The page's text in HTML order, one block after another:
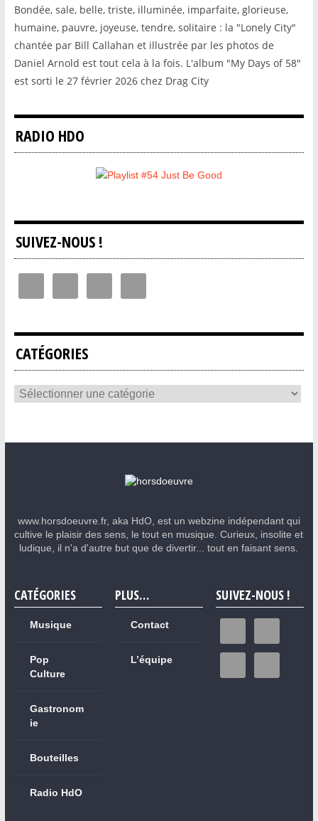
Bondée, sale, belle, triste, illuminée, imparfaite, glorieuse,
humaine, pauvre, joyeuse, tendre, solitaire : la "Lonely City"
chantée par Bill Callahan et illustrée par les photos de
Daniel Arnold est tout cela à la fois. L'album "My Days of 58"
est sorti le 27 février 2026 chez Drag City
RADIO HDO
SUIVEZ-NOUS !
CATÉGORIES
www.horsdoeuvre.fr, aka HdO, est un webzine indépendant qui
cultive le plaisir des sens, le tout en musique. Curieux, insolite et
ludique, il n'a d'autre but que de divertir... tout en faisant sens.
CATÉGORIES
Musique
Pop
Culture
Gastronom
ie
Bouteilles
Radio HdO
PLUS…
Contact
L’équipe
SUIVEZ-NOUS !